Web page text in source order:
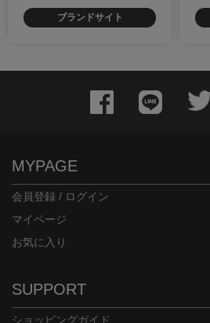
ブランドサイト
MYPAGE
会員登録 / ログイン
マイページ
お気に入り
SUPPORT
ショッピングガイド